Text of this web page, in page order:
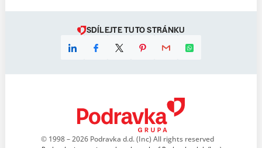
SDÍLEJTE TUTO STRÁNKU
© 1998 – 2026 Podravka d.d. (Inc) All rights reserved